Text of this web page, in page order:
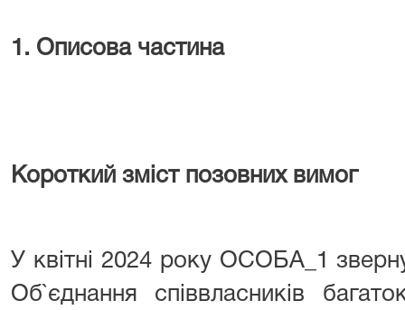
1. Описова частина
Короткий зміст позовних вимог
У квітні 2024 року ОСОБА_1
Об`єднання співвласників